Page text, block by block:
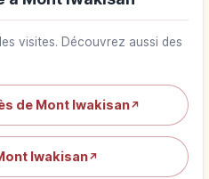
visites. Découvrez aussi des
de Mont Iwakisan↗
Iwakisan↗